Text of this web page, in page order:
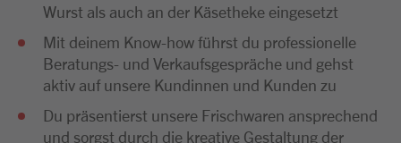
Wurst als auch an der Käsetheke eingesetzt
Mit deinem Know-how führst du professionelle
Beratungs- und Verkaufsgespräche und gehst
aktiv auf unsere Kundinnen und Kunden zu
Du präsentierst unsere Frischwaren ansprechend
und sorgst durch die kreative Gestaltung der